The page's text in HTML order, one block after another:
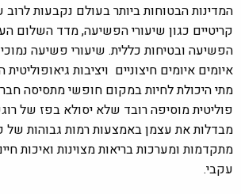
המדינות הבטוחות ביותר בעולם נקבעות לרוב
קריטיים כגון שיעורי הפשיעה, מדד השלום
הפשיעה ובטיחות כללית. שיעורי פשיעה נמוכים
איומים איומים חיצוניים ויציבות גיאופוליטית
מתי היכולת לחיות במקום חופשי מתסיסה
פוליטית מוסיפה רובד שלא יסולא בפז של
מבדלות את עצמן באמצעות רמות גבוהות של
מתקדמות ומערכות בריאות מצוינות ואיכות
עקבי.